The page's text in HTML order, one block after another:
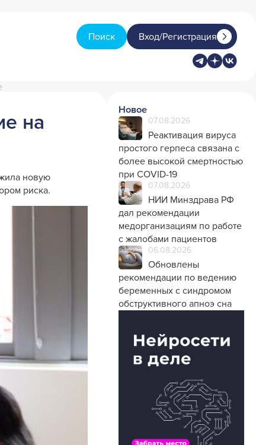
Поиск Вход/Регистрация
на
новую
риска.
Новое
07.08.2026
Реактивация вируса
простого герпеса связана с
более высокой смертностью
при COVID-19
07.08.2026
НИИ Минздрава РФ
дал рекомендации
медорганизациям по работе
с жалобами пациентов
06.08.2026
Обновлены
рекомендации по ведению
беременных с синдромом
обструктивного апноэ сна